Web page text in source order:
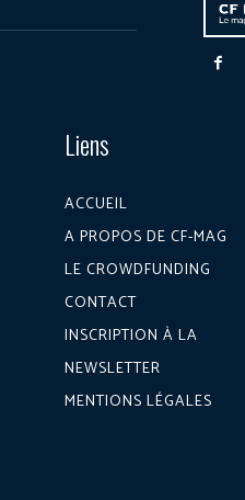
Liens
ACCUEIL
A PROPOS DE CF-MAG
LE CROWDFUNDING
CONTACT
INSCRIPTION À LA
NEWSLETTER
MENTIONS LÉGALES